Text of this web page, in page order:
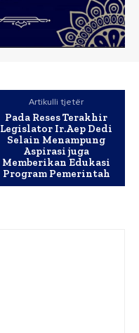
Artikulli tjetër
Pada Reses Terakhir
Legislator Ir.Aep Dedi
Selain Menampung
Aspirasi juga
Memberikan Edukasi
Program Pemerintah